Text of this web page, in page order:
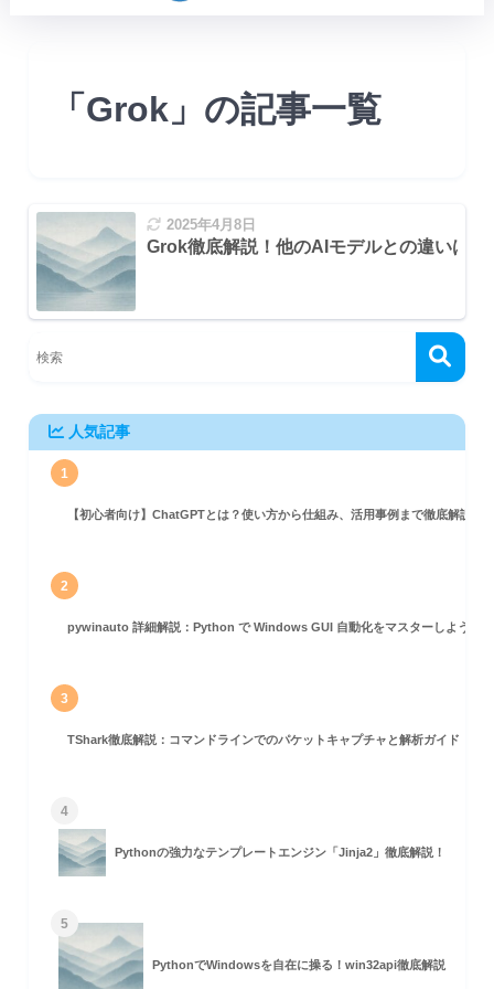
ラットフォーム連携)
「Grok」の記事一覧
2025年4月8日
Grok徹底解説！他のAIモデルとの違いは
人気記事
1
【初心者向け】ChatGPTとは？使い方から仕組み、活用事例まで徹底解説
2
pywinauto 詳細解説：Python で Windows GUI 自動化をマスターしよう！
3
TShark徹底解説：コマンドラインでのパケットキャプチャと解析ガイド
4
Pythonの強力なテンプレートエンジン「Jinja2」徹底解説！
5
PythonでWindowsを自在に操る！win32api徹底解説